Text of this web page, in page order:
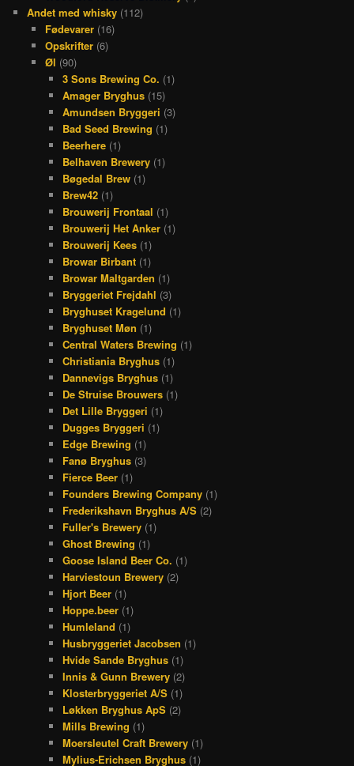
Andet med whisky (112)
Fødevarer(16)
Opskrifter(6)
Øl (90)
3 Sons Brewing Co. (1)
Amager Bryghus (15)
Amundsen Bryggeri (3)
Bad Seed Brewing (1)
Beerhere (1)
Belhaven Brewery (1)
Bøgedal Brew (1)
Brew42 (1)
Brouwerij Frontaal (1)
Brouwerij Het Anker (1)
Brouwerij Kees (1)
Browar Birbant (1)
Browar Maltgarden (1)
Bryggeriet Frejdahl (3)
Bryghuset Kragelund (1)
Bryghuset Møn (1)
Central Waters Brewing (1)
Christiania Bryghus (1)
Dannevigs Bryghus (1)
De Struise Brouwers (1)
Det Lille Bryggeri (1)
Dugges Bryggeri (1)
Edge Brewing (1)
Fanø Bryghus (3)
Fierce Beer (1)
Founders Brewing Company (1)
Frederikshavn Bryghus A/S (2)
Fuller's Brewery (1)
Ghost Brewing (1)
Goose Island Beer Co. (1)
Harviestoun Brewery (2)
Hjort Beer (1)
Hoppe.beer (1)
Humleland (1)
Husbryggeriet Jacobsen (1)
Hvide Sande Bryghus (1)
Innis & Gunn Brewery (2)
Klosterbryggeriet A/S (1)
Løkken Bryghus ApS (2)
Mills Brewing (1)
Moersleutel Craft Brewery (1)
Mylius-Erichsen Bryghus (1)